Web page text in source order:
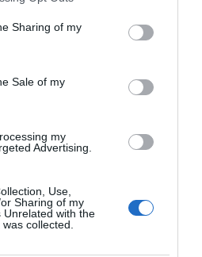
behaviour. You may click to
and its third-party tags to
purposes in below Google
Sharing of my
Sale of my
my
Advertising.
Use,
Sharing of my
Unrelated with the
collected.
bi vam donijeti povećanje
godine za povećanje plate. Iskoristite
svoju finansijsku situaciju.
tumačenja služe isključivo za
i životne odluke donosite
i stvarnim okolnostima.